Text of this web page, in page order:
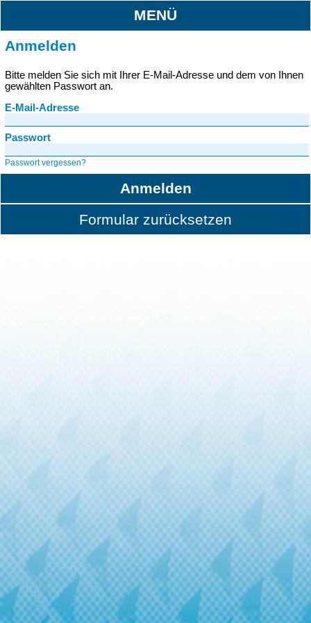
MENÜ
Anmelden
Bitte melden Sie sich mit Ihrer E-Mail-Adresse und dem von Ihnen
gewählten Passwort an.
E-Mail-Adresse
Passwort
Passwort vergessen?
Anmelden
Formular zurücksetzen